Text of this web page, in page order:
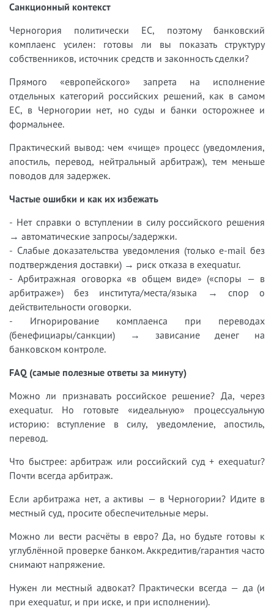
Санкционный контекст
Черногория политически ЕС, поэтому банковский
комплаенс усилен: готовы ли вы показать структуру
собственников, источник средств и законность сделки?
Прямого «европейского» запрета на исполнение
отдельных категорий российских решений, как в самом
ЕС, в Черногории нет, но суды и банки осторожнее и
формальнее.
Практический вывод: чем «чище» процесс (уведомления,
апостиль, перевод, нейтральный арбитраж), тем меньше
поводов для задержек.
Частые ошибки и как их избежать
- Нет справки о вступлении в силу российского решения
→ автоматические запросы/задержки.
- Слабые доказательства уведомления (только e-mail без
подтверждения доставки) → риск отказа в exequatur.
- Арбитражная оговорка «в общем виде» («споры — в
арбитраже») без института/места/языка → спор о
действительности оговорки.
- Игнорирование комплаенса при переводах
(бенефициары/санкции) → зависание денег на
банковском контроле.
FAQ (самые полезные ответы за минуту)
Можно ли признавать российское решение? Да, через
exequatur. Но готовьте «идеальную» процессуальную
историю: вступление в силу, уведомление, апостиль,
перевод.
Что быстрее: арбитраж или российский суд + exequatur?
Почти всегда арбитраж.
Если арбитража нет, а активы — в Черногории? Идите в
местный суд, просите обеспечительные меры.
Можно ли вести расчёты в евро? Да, но будьте готовы к
углублённой проверке банком. Аккредитив/гарантия часто
снимают напряжение.
Нужен ли местный адвокат? Практически всегда — да (и
при exequatur, и при иске, и при исполнении).